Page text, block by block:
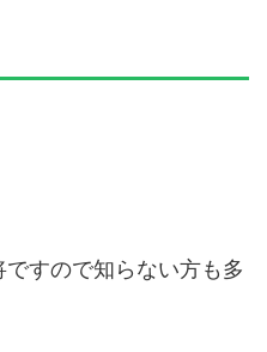
すので知らない方も多